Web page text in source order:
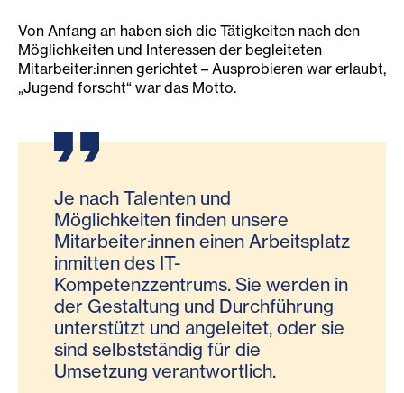
Von Anfang an haben sich die Tätigkeiten nach den
Möglichkeiten und Interessen der begleiteten
Mitarbeiter:innen gerichtet – Ausprobieren war erlaubt,
„Jugend forscht“ war das Motto.
Je nach Talenten und
Möglichkeiten finden unsere
Mitarbeiter:innen einen Arbeitsplatz
inmitten des IT-
Kompetenzzentrums. Sie werden in
der Gestaltung und Durchführung
unterstützt und angeleitet, oder sie
sind selbstständig für die
Umsetzung verantwortlich.